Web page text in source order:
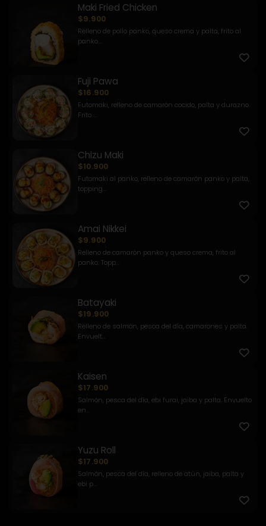
Maki Fried Chicken
$9.900
Relleno de pollo panko, queso crema y palta, frito al
panko....
Fuji Pawa
$16.900
Futomaki, relleno de camarón cocido, palta y durazno.
Frito ...
Chizu Maki
$10.900
Futomaki al panko, relleno de camarón panko y palta,
topping...
Amai Nikkei
$9.900
Relleno de camarón panko y queso crema, frito al
panko. Topp...
Batayaki
$19.900
Relleno de salmón, pesca del día, camarones y palta.
Envuelt...
Kaisen
$17.900
Salmón, pesca del día, ebi furai, jaiba y palta. Envuelto
en...
Yuzu Roll
$17.900
Salmón, pesca del día, relleno de atún, jaiba, palta y
ebi p...